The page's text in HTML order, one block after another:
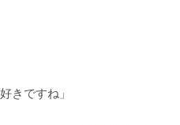
きですね」